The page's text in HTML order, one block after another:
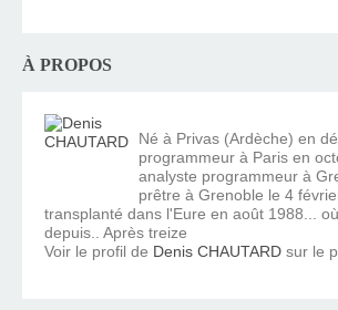
À PROPOS
Né à Privas (Ardèche) en
programmeur à Paris en
analyste programmeur à
prêtre à Grenoble le 4
transplanté dans l'Eure en août 1988...
depuis.. Après treize
Voir le profil de Denis CHAUTARD sur le